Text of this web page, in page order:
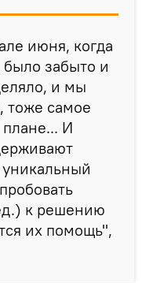
июня, когда
забыто и
и мы
тоже самое
И
к решению
их помощь",